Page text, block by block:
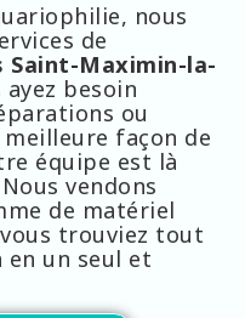
nous
de
Maximin-la-
ayez besoin
ou
façon de
équipe est là
vendons
de matériel
trouviez tout
en un seul et